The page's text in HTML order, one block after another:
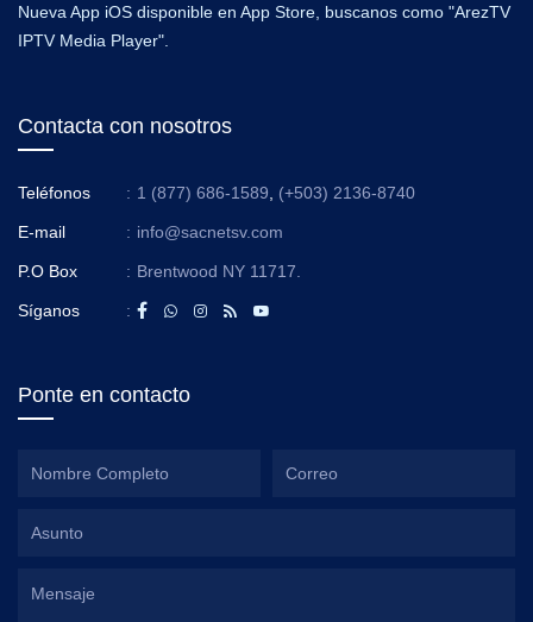
Nueva App iOS disponible en App Store, buscanos como "ArezTV
IPTV Media Player".
Contacta con nosotros
Teléfonos : 1 (877) 686-1589 (+503) 2136-8740
E-mail : info@sacnetsv.com
P.O Box : Brentwood NY 11717.
Síganos :
Ponte en contacto